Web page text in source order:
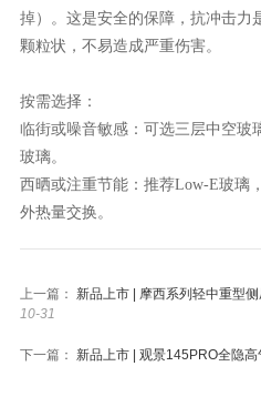
掉）
。这是安全的保障，抗冲击力
颗粒状，不易造成严重伤害。
按需选择：
临街或噪音敏感：可选三层中空玻
玻璃。
西晒或注重节能：推荐Low-E玻璃
外热量交换。
上一篇： 新品上市 | 摩西系列轻中重型
10-31
下一篇： 新品上市 | 观景145PRO全隐